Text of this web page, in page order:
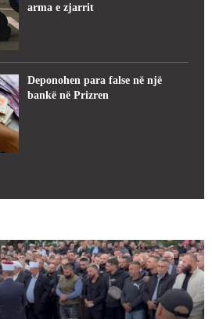
arma e zjarrit
Deponohen para false në një
bankë në Prizren